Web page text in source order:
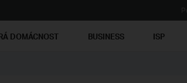
DOMÁCNOST BUSINESS ISP